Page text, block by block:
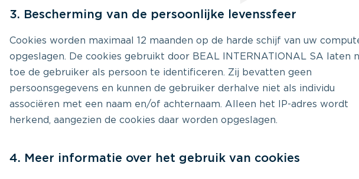
3. Bescherming van de persoonlijke levenssfeer
Cookies worden maximaal 12 maanden op de harde schijf van uw
opgeslagen. De cookies gebruikt door BEAL INTERNATIONAL SA laten
toe de gebruiker als persoon te identificeren. Zij bevatten geen
persoonsgegevens en kunnen de gebruiker derhalve niet als individu
associëren met een naam en/of achternaam. Alleen het IP-adres wordt
herkend, aangezien de cookies daar worden opgeslagen.
4. Meer informatie over het gebruik van cookies